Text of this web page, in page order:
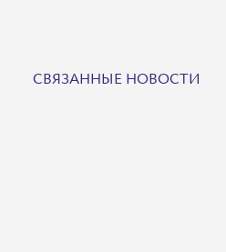
СВЯЗАННЫЕ НОВОСТИ